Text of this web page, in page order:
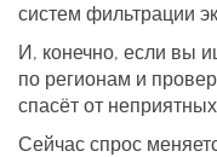
систем фильтрации
И, конечно, если вы
по регионам и
спасёт от
Сейчас спрос